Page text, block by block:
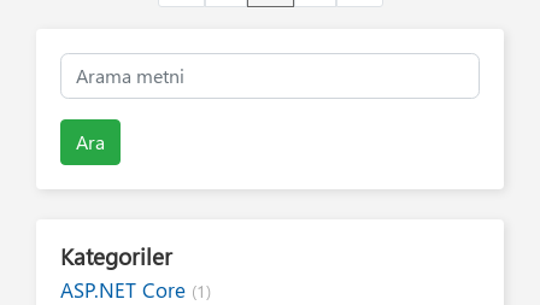
Ara
Kategoriler
ASP.NET Core (1)